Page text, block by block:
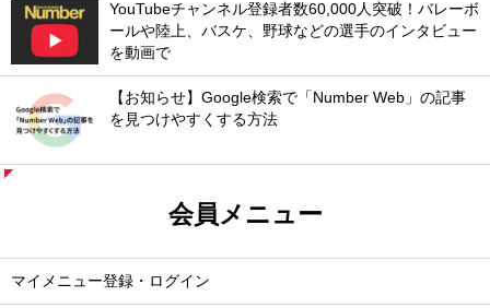
YouTubeチャンネル登録者数60,000人突破！バレーボ
ールや陸上、バスケ、野球などの選手のインタビュー
を動画で
【お知らせ】Google検索で「Number Web」の記事
を見つけやすくする方法
会員メニュー
マイメニュー登録・ログイン